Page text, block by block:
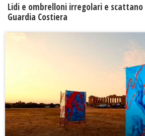
Lidi e ombrelloni irregolari e
Guardia Costiera